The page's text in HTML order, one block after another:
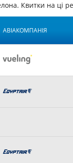
Квитки на
АВІАКОМПАНІЯ